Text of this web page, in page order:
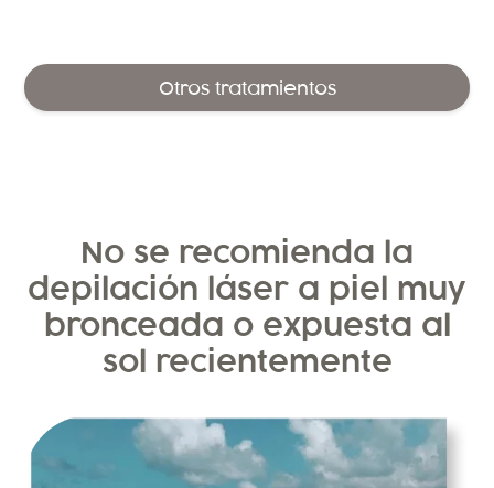
Otros tratamientos
No se recomienda la
depilación láser a piel muy
bronceada o expuesta al
sol recientemente